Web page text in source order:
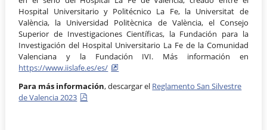
Hospital Universitario y Politécnico La Fe, la Universitat de
València, la Universidad Politècnica de València, el Consejo
Superior de Investigaciones Científicas, la Fundación para la
Investigación del Hospital Universitario La Fe de la Comunidad
Valenciana y la Fundación IVI. Más información en
https://www.iislafe.es/es/
Para más información, descargar el Reglamento San Silvestre
de Valencia 2023